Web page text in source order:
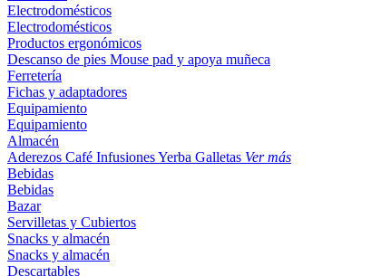
Electrodomésticos
Electrodomésticos
Productos ergonómicos
Descanso de pies Mouse pad y apoya muñeca
Ferretería
Fichas y adaptadores
Equipamiento
Equipamiento
Almacén
Aderezos Café InfusionesYerba Galletas Ver más
Bebidas
Bebidas
Bazar
Servilletas y Cubiertos
Snacks y almacén
Snacks y almacén
Descartables